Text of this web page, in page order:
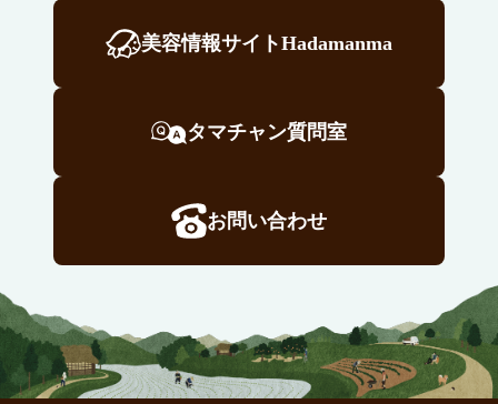
美容情報サイトHadamanma
タマチャン質問室
お問い合わせ